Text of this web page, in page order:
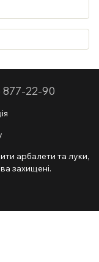
877-22-90
арбалети та луки,
захищені.